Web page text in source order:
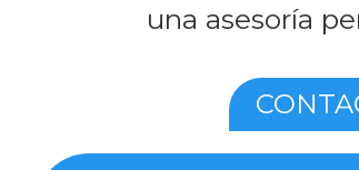
una asesoría